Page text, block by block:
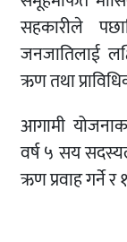
सहकारीले
जनजातिलाई
ऋण तथा
आगामी
वर्ष ५ सय
ऋण प्रवाह गर्ने र